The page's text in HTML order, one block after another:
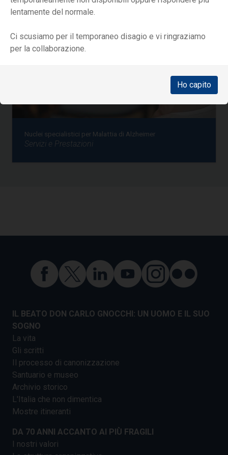
lentamente del normale.
Ci scusiamo per il temporaneo disagio e vi ringraziamo
per la collaborazione.
Ho capito
Nuclei specialistici per Malattia di Alzheimer
Servizi e Prestazioni
IL BEATO DON CARLO GNOCCHI: UN UOMO E IL SUO
SOGNO
La vita
Gli scritti
Il processo di canonizzazione
Santuario e museo
Archivio storico
L'Italia che non dimentica
Mostre itineranti
DA 70 ANNI ACCANTO AI PIÙ FRAGILI
I nostri valori